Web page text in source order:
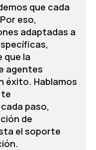
que cada
eso,
adaptadas a
que la
agentes
éxito. Hablamos
te
paso,
de
el soporte